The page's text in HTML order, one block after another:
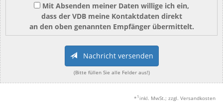
Mit Absenden meiner Daten willige ich ein,
dass der VDB meine Kontaktdaten direkt
an den oben genannten Empfänger übermittelt.
Nachricht versenden
(Bitte füllen Sie alle Felder aus!)
* 1 inkl. MwSt.; zzgl. Versandkosten